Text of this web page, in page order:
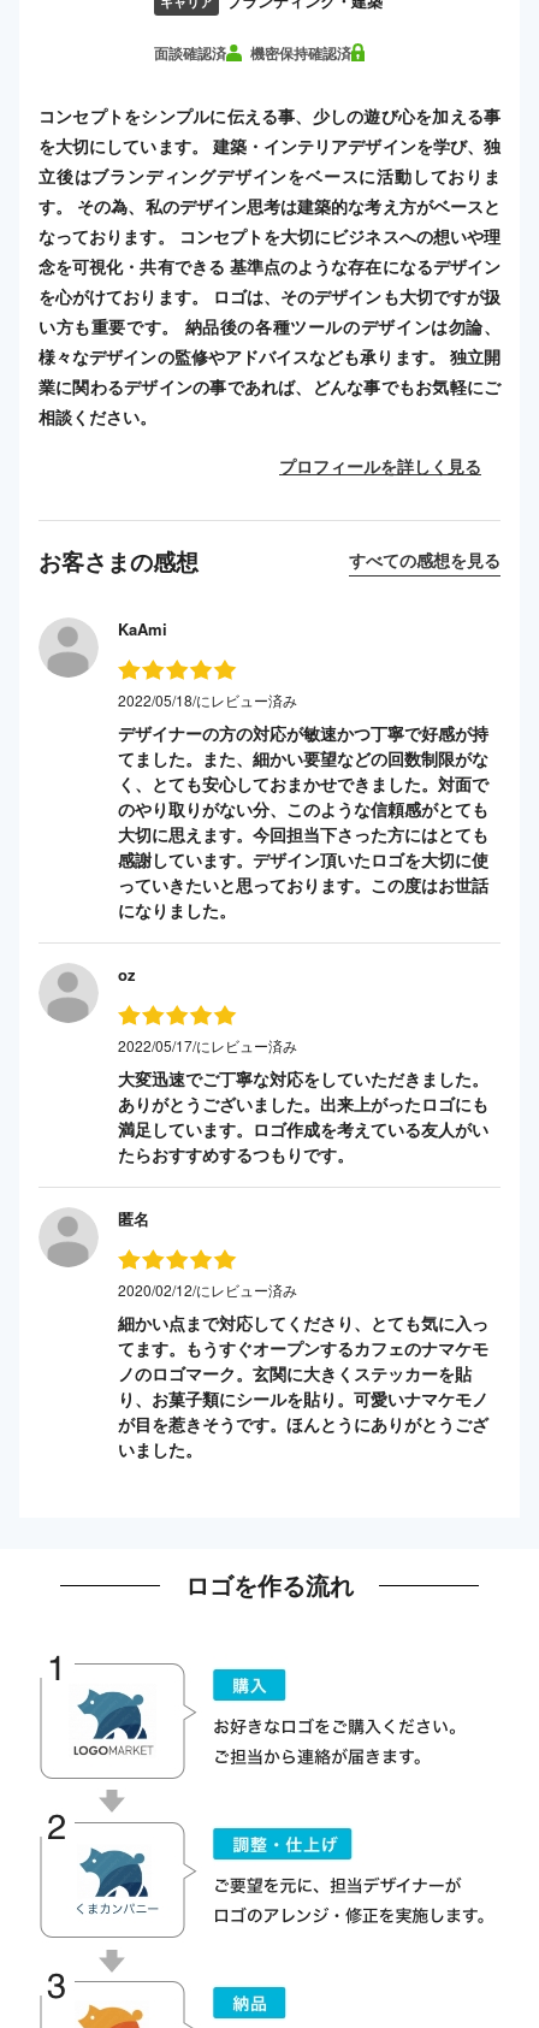
面談確認済 機密保持確認済
コンセプトをシンプルに伝える事、少しの遊び心を加える事
を大切にしています。 建築・インテリアデザインを学び、独
立後はブランディングデザインをベースに活動しておりま
す。 その為、私のデザイン思考は建築的な考え方がベースと
なっております。 コンセプトを大切にビジネスへの想いや理
念を可視化・共有できる 基準点のような存在になるデザイン
を心がけております。 ロゴは、そのデザインも大切ですが扱
い方も重要です。 納品後の各種ツールのデザインは勿論、
様々なデザインの監修やアドバイスなども承ります。 独立開
業に関わるデザインの事であれば、どんな事でもお気軽にご
相談ください。
プロフィールを詳しく見る
お客さまの感想 すべての感想を見る
KaAmi
2022/05/18/にレビュー済み
デザイナーの方の対応が敏速かつ丁寧で好感が持
てました。また、細かい要望などの回数制限がな
く、とても安心しておまかせできました。対面で
のやり取りがない分、このような信頼感がとても
大切に思えます。今回担当下さった方にはとても
感謝しています。デザイン頂いたロゴを大切に使
っていきたいと思っております。この度はお世話
になりました。
oz
2022/05/17/にレビュー済み
大変迅速でご丁寧な対応をしていただきました。
ありがとうございました。出来上がったロゴにも
満足しています。ロゴ作成を考えている友人がい
たらおすすめするつもりです。
匿名
2020/02/12/にレビュー済み
細かい点まで対応してくださり、とても気に入っ
てます。もうすぐオープンするカフェのナマケモ
ノのロゴマーク。玄関に大きくステッカーを貼
り、お菓子類にシールを貼り。可愛いナマケモノ
が目を惹きそうです。ほんとうにありがとうござ
いました。
ロゴを作る流れ